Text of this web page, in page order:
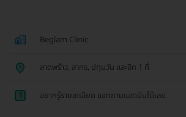
Beglam Clinic
ลาดพร้าว, สาทร, ปทุมวัน และอีก 1 ที่
1 อยากรู้รายละเอียด แชทถามแอดมินได้เลย